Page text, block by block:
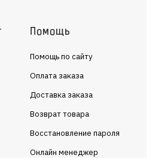
Помощь
Помощь по сайту
Оплата заказа
Доставка заказа
Возврат товара
Восстановление пароля
Онлайн менеджер